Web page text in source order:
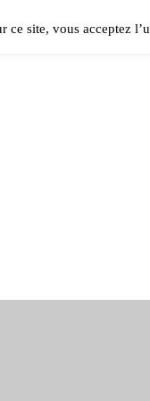
site, vous acceptez